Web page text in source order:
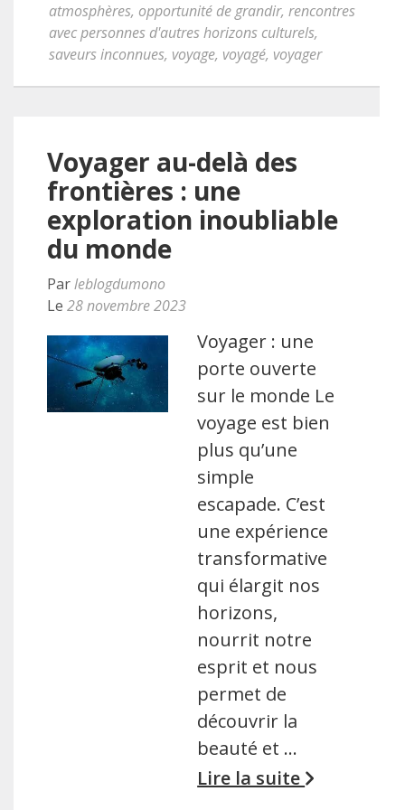
atmosphères, opportunité de grandir, rencontres
avec personnes d'autres horizons culturels,
saveurs inconnues, voyage, voyagé, voyager
Voyager au-delà des
frontières : une
exploration inoubliable
du monde
Parleblogdumono
Le 28 novembre 2023
Voyager : une
porte ouverte
sur le monde Le
voyage est bien
plus qu’une
simple
escapade. C’est
une expérience
transformative
qui élargit nos
horizons,
nourrit notre
esprit et nous
permet de
découvrir la
beauté et …
Lire la suite